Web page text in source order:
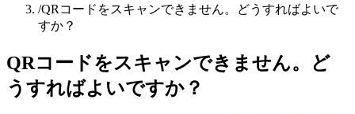
/QRコードをスキャンできません。どうすればよいで
すか？
QRコードをスキャンできません。ど
うすればよいですか？